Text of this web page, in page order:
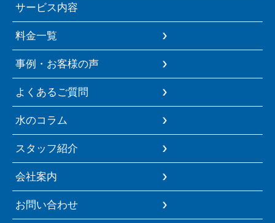
サービス内容
料金一覧
事例・お客様の声
よくあるご質問
水のコラム
スタッフ紹介
会社案内
お問い合わせ